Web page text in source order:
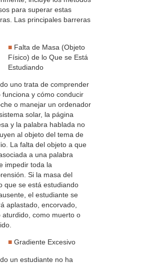
para superar estas
Las principales barreras
■ Falta de Masa (Objeto
Físico) de lo Que se Está
Estudiando
uno trata de comprender
funciona y cómo conducir
o manejar un ordenador
solar, la página
y la palabra hablada no
al objeto del tema de
La falta del objeto a que
a una palabra
impedir toda la
Si la masa del
que se está estudiando
el estudiante se
aplastado, encorvado,
aturdido, como muerto o
■ Gradiente Excesivo
un estudiante no ha